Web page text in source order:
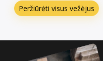
Peržiūrėti visus vežėjus